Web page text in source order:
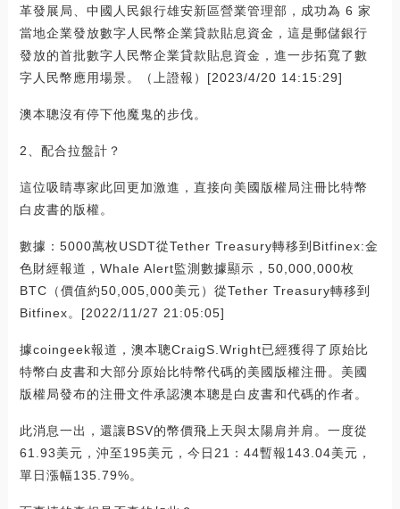
革發展局、中國人民銀行雄安新區營業管理部，成功為 6 家
當地企業發放數字人民幣企業貸款貼息資金，這是郵儲銀行
發放的首批數字人民幣企業貸款貼息資金，進一步拓寬了數
字人民幣應用場景。（上證報）[2023/4/20 14:15:29]
澳本聰沒有停下他魔鬼的步伐。
2、配合拉盤計？
這位吸睛專家此回更加激進，直接向美國版權局注冊比特幣
白皮書的版權。
數據：5000萬枚USDT從Tether Treasury轉移到Bitfinex:金
色財經報道，Whale Alert監測數據顯示，50,000,000枚
BTC（價值約50,005,000美元）從Tether Treasury轉移到
Bitfinex。[2022/11/27 21:05:05]
據coingeek報道，澳本聰CraigS.Wright已經獲得了原始比
特幣白皮書和大部分原始比特幣代碼的美國版權注冊。美國
版權局發布的注冊文件承認澳本聰是白皮書和代碼的作者。
此消息一出，還讓BSV的幣價飛上天與太陽肩并肩。一度從
61.93美元，沖至195美元，今日21：44暫報143.04美元，
單日漲幅135.79%。